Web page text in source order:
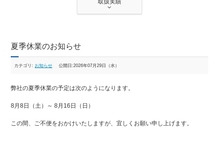
取扱実績
夏季休業のお知らせ
カテゴリ: お知らせ 公開日:2026年07月29日（水）
弊社の夏季休業の予定は次のようになります。
8月8日（土）～ 8月16日（日）
この間、ご不便をおかけいたしますが、宜しくお願い申し上げます。